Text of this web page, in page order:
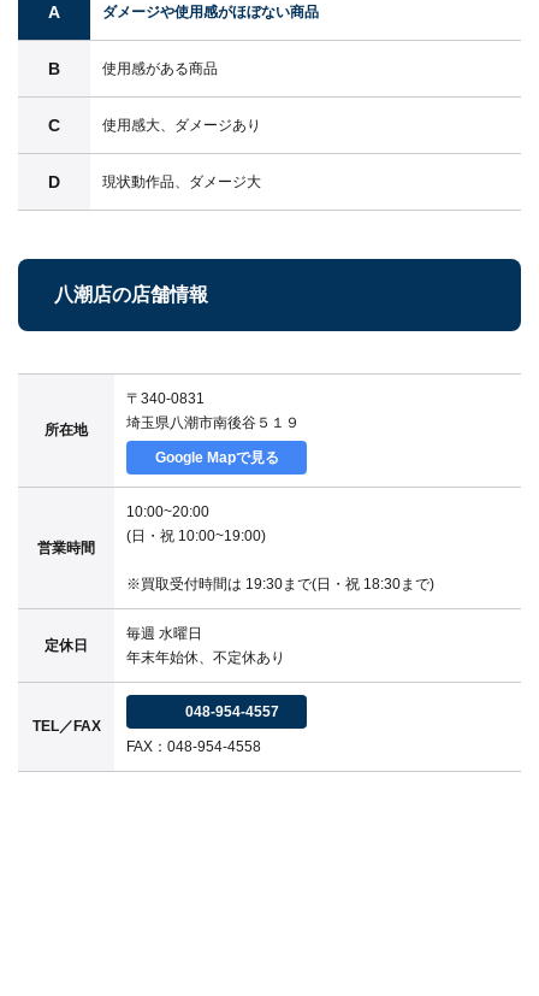
A ダメージや使用感がほぼない商品
B 使用感がある商品
C 使用感大、ダメージあり
D 現状動作品、ダメージ大
八潮店の店舗情報
所在地
〒340-0831
埼玉県八潮市南後谷５１９
Google Mapで見る
営業時間
10:00~20:00
(日・祝 10:00~19:00)
※買取受付時間は 19:30まで(日・祝 18:30まで)
定休日
毎週 水曜日
年末年始休、不定休あり
TEL／FAX
048-954-4557
FAX：048-954-4558